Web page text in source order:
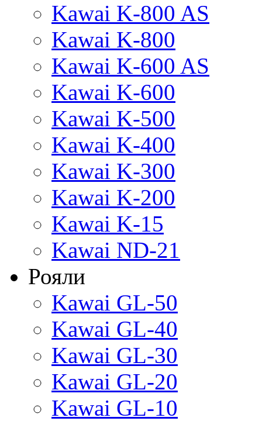
Kawai K-800 AS
Kawai K-800
Kawai K-600 AS
Kawai K-600
Kawai K-500
Kawai K-400
Kawai K-300
Kawai K-200
Kawai K-15
Kawai ND-21
Рояли
Kawai GL-50
Kawai GL-40
Kawai GL-30
Kawai GL-20
Kawai GL-10